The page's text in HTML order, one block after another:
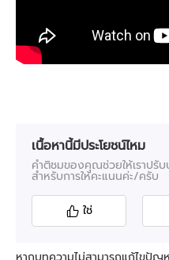
เนื้อหานี้มีประโยชน์ไหม
คำติชมของคุณช่วยให้เราป
สำหรับการให้คะแนนค่ะ/ครับ
ใช่